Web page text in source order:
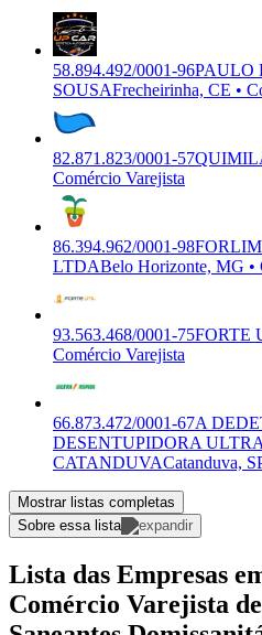
58.894.492/0001-96PAULO
SOUSAFrecheirinha, CE •
82.871.823/0001-57
Comércio Varejista
86.394.962/0001-98
LTDABelo Horizonte, MG •
93.563.468/0001-75FORTE
Comércio Varejista
66.873.472/0001-67A
DESENTUPIDORA
CATANDUVACatanduva,
Mostrar listas completas
Sobre essa lista
Lista das Empresas
Comércio Varejista